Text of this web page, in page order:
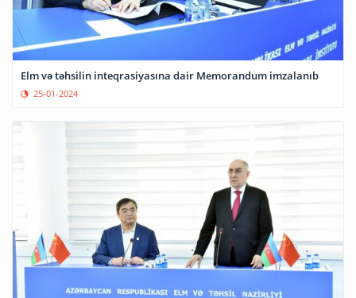
Elm və təhsilin inteqrasiyasına dair Memorandum imzalanıb
25-01-2024